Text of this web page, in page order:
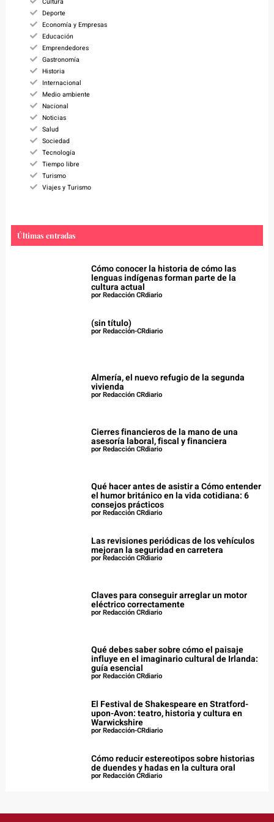
Deporte
Economía y Empresas
Educación
Emprendedores
Gastronomía
Historia
Internacional
Medio ambiente
Nacional
Noticias
Salud
Sociedad
Tecnología
Tiempo libre
Turismo
Viajes y Turismo
Últimas entradas
Cómo conocer la historia de cómo las
lenguas indígenas forman parte de la
cultura actual
por Redacción CRdiario
(sin título)
por Redacción-CRdiario
Almería, el nuevo refugio de la segunda
vivienda
por Redacción CRdiario
Cierres financieros de la mano de una
asesoría laboral, fiscal y financiera
por Redacción CRdiario
Qué hacer antes de asistir a Cómo entender
el humor británico en la vida cotidiana: 6
consejos prácticos
por Redacción CRdiario
Las revisiones periódicas de los vehículos
mejoran la seguridad en carretera
por Redacción CRdiario
Claves para conseguir arreglar un motor
eléctrico correctamente
por Redacción CRdiario
Qué debes saber sobre cómo el paisaje
influye en el imaginario cultural de Irlanda:
guía esencial
por Redacción CRdiario
El Festival de Shakespeare en Stratford-
upon-Avon: teatro, historia y cultura en
Warwickshire
por Redacción-CRdiario
Cómo reducir estereotipos sobre historias
de duendes y hadas en la cultura oral
por Redacción CRdiario